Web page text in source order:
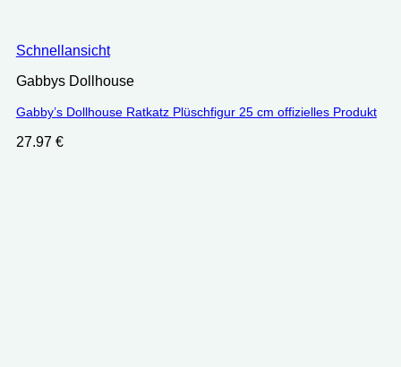
Schnellansicht
Gabbys Dollhouse
Gabby’s Dollhouse Ratkatz Plüschfigur 25 cm offizielles Produkt
27.97 €